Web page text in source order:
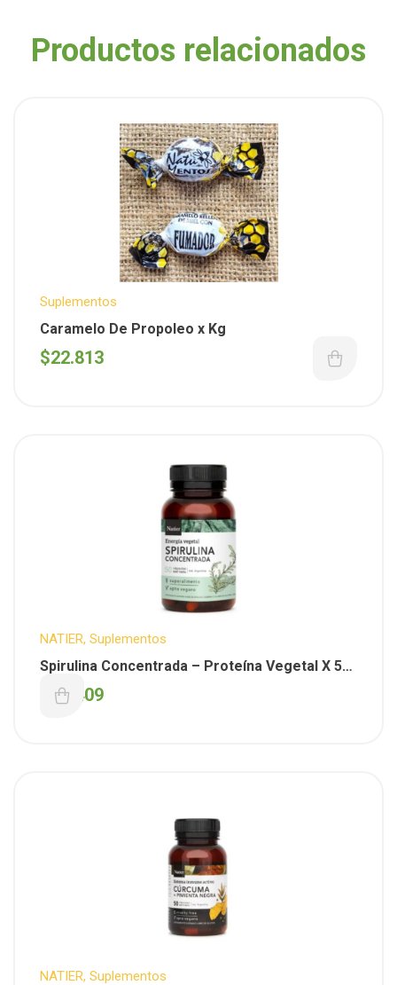
Productos relacionados
Suplementos
Caramelo De Propoleo x Kg
$22.813
NATIER, Suplementos
Spirulina Concentrada – Proteína Vegetal X 50
Caps. ( Natier )
18.409
NATIER, Suplementos